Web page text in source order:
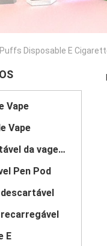
Disposable E
Vape
Vape
Dispositivo descartável da vagem de Vape
Pen Pod
E